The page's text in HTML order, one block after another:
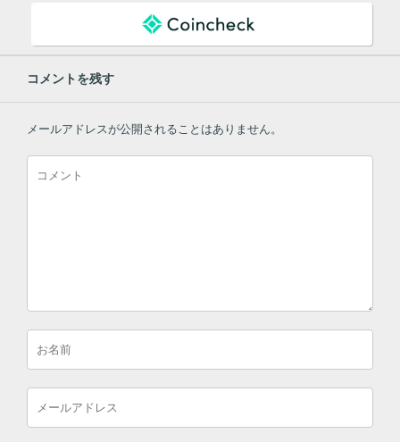
コメントを残す
メールアドレスが公開されることはありません。